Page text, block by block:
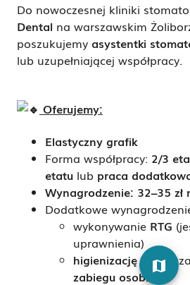
Do nowoczesnej kliniki
Dental na warszawskim
poszukujemy asystentki
lub uzupełniającej współpracy.
Oferujemy:
Elastyczny grafik
Forma współpracy: 2/3
etatu lub praca
Wynagrodzenie: 32–35 zł
Dodatkowe
wykonywanie RTG
uprawnienia)
higienizację–
zabiegu osobno
map